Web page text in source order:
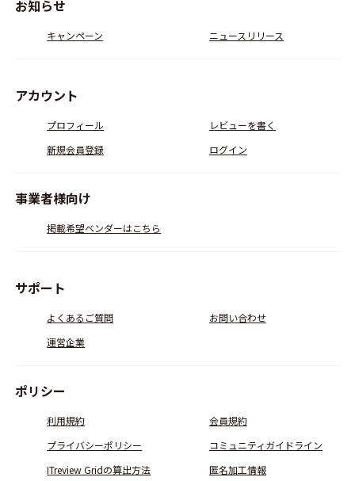
お知らせ
キャンペーン ニュースリリース
アカウント
プロフィール
レビューを書く
新規会員登録
ログイン
事業者様向け
掲載希望ベンダーはこちら
サポート
よくあるご質問
お問い合わせ
運営企業
ポリシー
利用規約
会員規約
プライバシーポリシー
コミュニティガイドライン
ITreview Gridの算出方法
匿名加工情報